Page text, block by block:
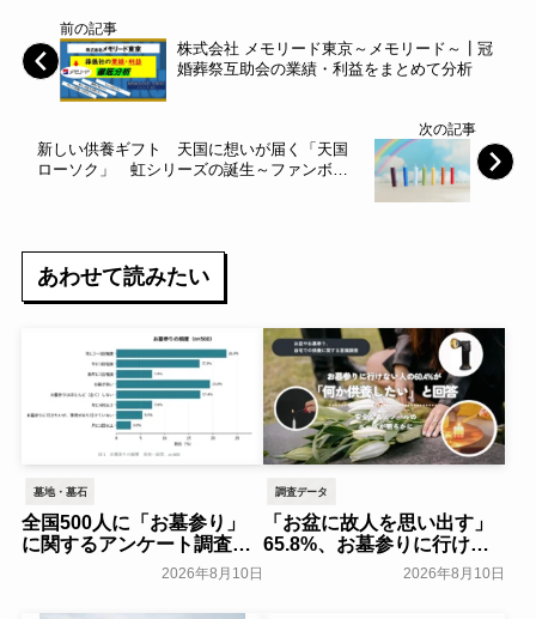
前の記事
株式会社 メモリード東京～メモリード～┃冠
婚葬祭互助会の業績・利益をまとめて分析
次の記事
新しい供養ギフト 天国に想いが届く「天国
ローソク」 虹シリーズの誕生～ファンボイ
あわせて読みたい
墓地・墓石
全国500人に「お墓参り」
に関するアンケート調査～
2026年8月10日
調査データ
「お盆に故人を思い出す」
65.8%、お墓参りに行けな
い人の60.4%が「何か供養
したい」と回答。お盆やお
2026年8月10日